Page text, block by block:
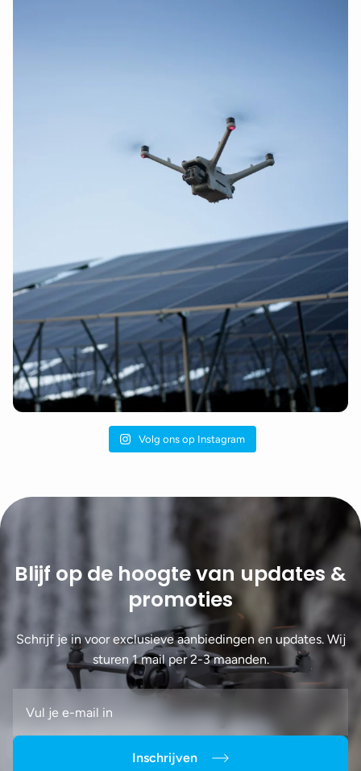
Volg ons op Instagram
Blijf op de hoogte van updates &
promoties
Schrijf je in voor exclusieve aanbiedingen en updates. Wij
sturen 1 mail per 2-3 maanden.
Inschrijven